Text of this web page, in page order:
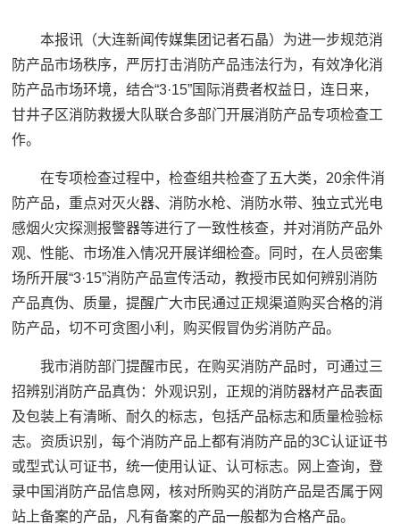
本报讯（大连新闻传媒集团记者石晶）为进一步规范消
防产品市场秩序，严厉打击消防产品违法行为，有效净化消
防产品市场环境，结合“3·15”国际消费者权益日，连日来，
甘井子区消防救援大队联合多部门开展消防产品专项检查工
作。
在专项检查过程中，检查组共检查了五大类，20余件消
防产品，重点对灭火器、消防水枪、消防水带、独立式光电
感烟火灾探测报警器等进行了一致性核查，并对消防产品外
观、性能、市场准入情况开展详细检查。同时，在人员密集
场所开展“3·15”消防产品宣传活动，教授市民如何辨别消防
产品真伪、质量，提醒广大市民通过正规渠道购买合格的消
防产品，切不可贪图小利，购买假冒伪劣消防产品。
我市消防部门提醒市民，在购买消防产品时，可通过三
招辨别消防产品真伪：外观识别，正规的消防器材产品表面
及包装上有清晰、耐久的标志，包括产品标志和质量检验标
志。资质识别，每个消防产品上都有消防产品的3C认证证书
或型式认可证书，统一使用认证、认可标志。网上查询，登
录中国消防产品信息网，核对所购买的消防产品是否属于网
站上备案的产品，凡有备案的产品一般都为合格产品。